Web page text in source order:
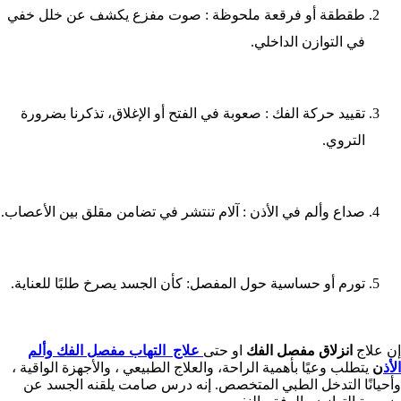
طقطقة أو فرقعة ملحوظة : صوت مفزع يكشف عن خلل خفي
في التوازن الداخلي.
تقييد حركة الفك : صعوبة في الفتح أو الإغلاق، تذكرنا بضرورة
التروي.
صداع وألم في الأذن : آلام تنتشر في تضامن مقلق بين الأعصاب.
تورم أو حساسية حول المفصل: كأن الجسد يصرخ طلبًا للعناية.
إن علاج انزلاق مفصل الفك او حتى علاج التهاب مفصل الفك وألم
الأذن يتطلب وعيًا بأهمية الراحة، والعلاج الطبيعي ، والأجهزة الواقية ،
وأحيانًا التدخل الطبي المتخصص. إنه درس صامت يلقنه الجسد عن